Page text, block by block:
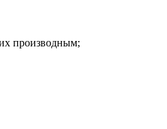
производным;